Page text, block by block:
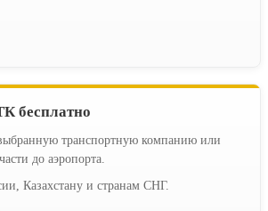
бесплатно
транспортную компанию или
до аэропорта.
Казахстану и странам СНГ.